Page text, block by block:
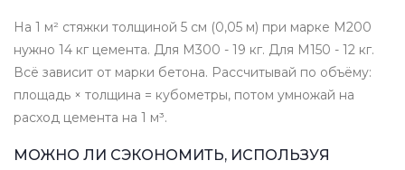
На 1 м² стяжки толщиной 5 см (0,05 м) при марке М200
нужно 14 кг цемента. Для М300 - 19 кг. Для М150 - 12 кг.
Всё зависит от марки бетона. Рассчитывай по объёму:
площадь × толщина = кубометры, потом умножай на
расход цемента на 1 м³.
МОЖНО ЛИ СЭКОНОМИТЬ, ИСПОЛЬЗУЯ